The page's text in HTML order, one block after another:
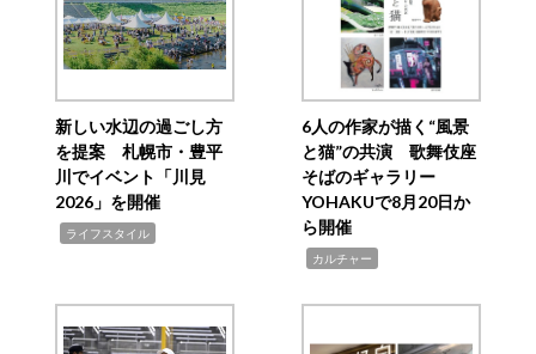
新しい水辺の過ごし方
を提案 札幌市・豊平
川でイベント「川見
2026」を開催
ライフスタイル
6人の作家が描く“風景
と猫”の共演 歌舞伎座
そばのギャラリー
YOHAKUで8月20日か
ら開催
カルチャー